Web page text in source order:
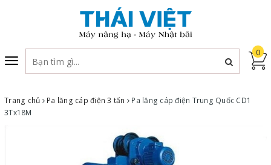
Toggle
navigation
0
Trang chủ Pa lăng cáp điện 3 tấn
Pa lăng cáp điện Trung Quốc CD1
3Tx18M